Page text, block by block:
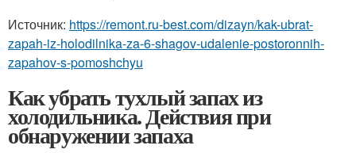
Источник: https://remont.ru-best.com/dizayn/kak-ubrat-
zapah-iz-holodilnika-za-6-shagov-udalenie-postoronnih-
zapahov-s-pomoshchyu
Как убрать тухлый запах из
холодильника. Действия при
обнаружении запаха